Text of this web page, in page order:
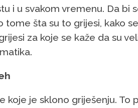
i u svakom vremenu. Da
tome šta su to grijesi, kako
za koje se kaže da su
koje je sklono griješenju.